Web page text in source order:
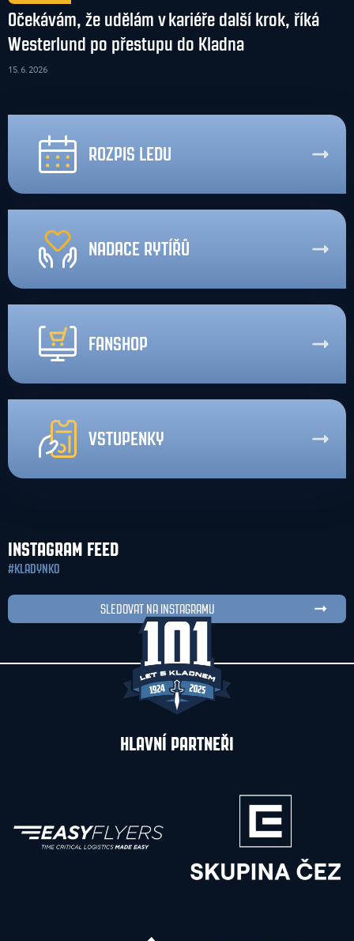
Očekávám, že udělám v kariéře další krok, říká
Westerlund po přestupu do Kladna
15. 6. 2026
ROZPIS LEDU
NADACE RYTÍŘŮ
FANSHOP
VSTUPENKY
INSTAGRAM FEED
#KLADYNKO
SLEDOVAT NA INSTAGRAMU
HLAVNÍ PARTNEŘI